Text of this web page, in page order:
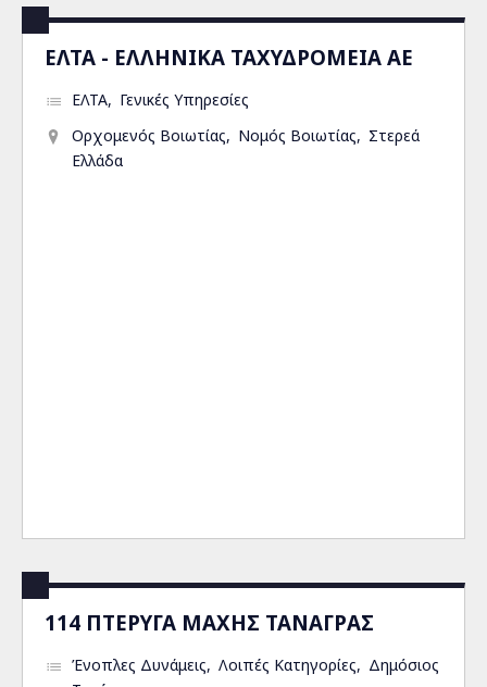
ΕΛΤΑ - ΕΛΛΗΝΙΚΑ ΤΑΧΥΔΡΟΜΕΙΑ ΑΕ
ΕΛΤΑ
Γενικές Υπηρεσίες
Ορχομενός Βοιωτίας
Νομός Βοιωτίας
Στερεά
Ελλάδα
114 ΠΤΕΡΥΓΑ ΜΑΧΗΣ ΤΑΝΑΓΡΑΣ
Ένοπλες Δυνάμεις Λοιπές Κατηγορίες
Δημόσιος